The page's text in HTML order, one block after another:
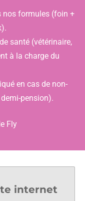
nos formules (foin +
santé (vétérinaire,
à la charge du
en cas de non-
pension).
Fly
internet